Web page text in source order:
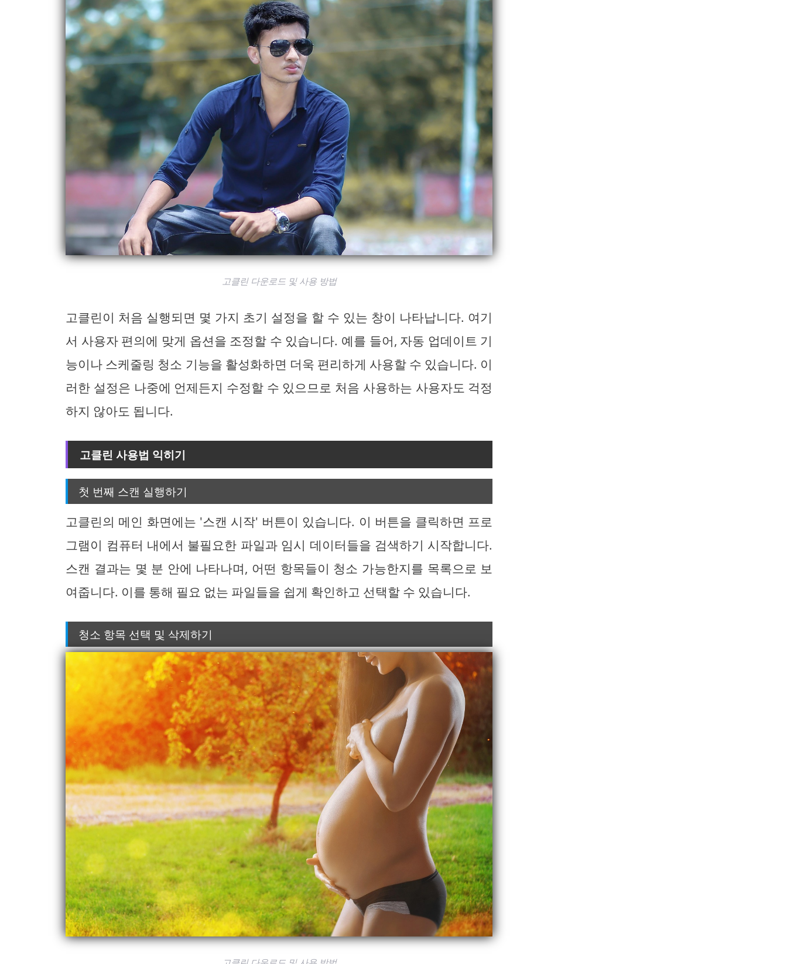
고클린 다운로드 및 사용 방법
고클린이 처음 실행되면 몇 가지 초기 설정을 할 수 있는 창이 나타납니다. 여기
서 사용자 편의에 맞게 옵션을 조정할 수 있습니다. 예를 들어, 자동 업데이트 기
능이나 스케줄링 청소 기능을 활성화하면 더욱 편리하게 사용할 수 있습니다. 이
러한 설정은 나중에 언제든지 수정할 수 있으므로 처음 사용하는 사용자도 걱정
하지 않아도 됩니다.
고클린 사용법 익히기
첫 번째 스캔 실행하기
고클린의 메인 화면에는 '스캔 시작' 버튼이 있습니다. 이 버튼을 클릭하면 프로
그램이 컴퓨터 내에서 불필요한 파일과 임시 데이터들을 검색하기 시작합니다.
스캔 결과는 몇 분 안에 나타나며, 어떤 항목들이 청소 가능한지를 목록으로 보
여줍니다. 이를 통해 필요 없는 파일들을 쉽게 확인하고 선택할 수 있습니다.
청소 항목 선택 및 삭제하기